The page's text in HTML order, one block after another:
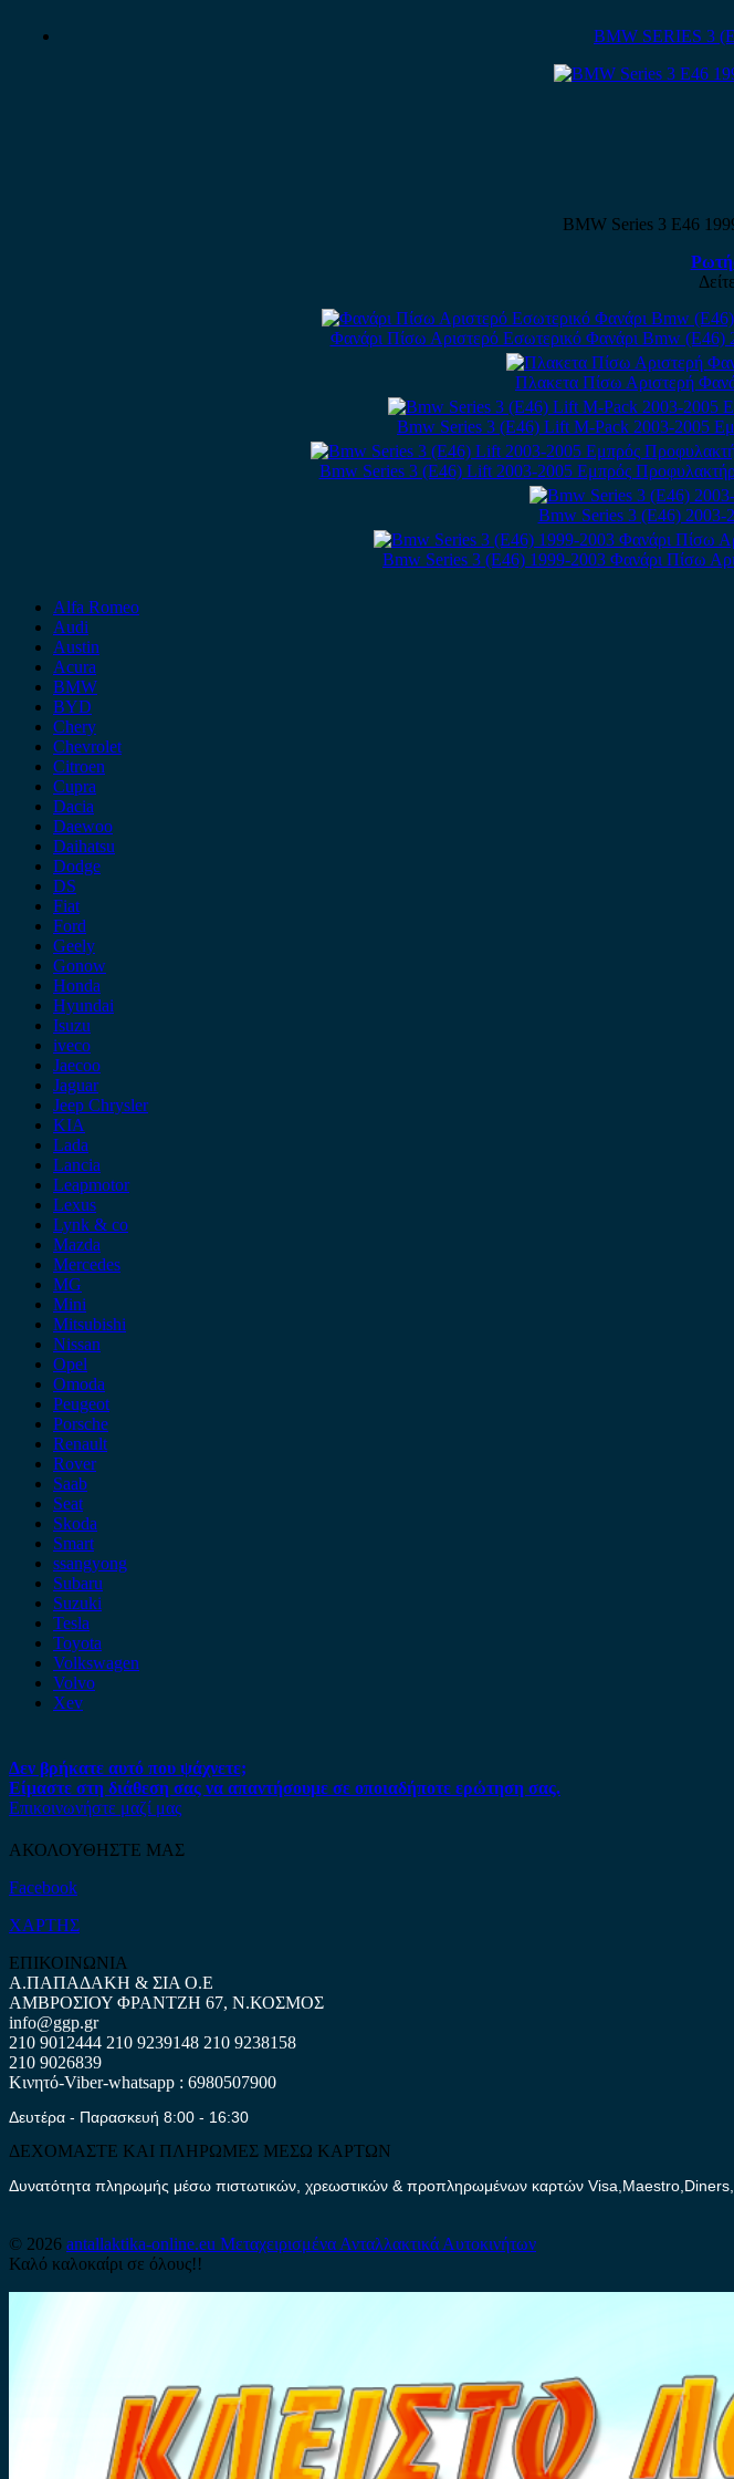
BMW SERIES 3
BMW Series 3 E46
Φανάρι Πίσω Αριστερό Εσωτερικό Φανάρι Bmw (E46)
Πλακετα Πίσω Αριστερή
Bmw Series 3 (E46) Lift M-Pack 2003-2005
Bmw Series 3 (E46) Lift 2003-2005 Εμπρός
Bmw Series 3 (E46) 2003-
Bmw Series 3 (E46) 1999-2003 Φανάρι Πίσω
Alfa Romeo
Audi
Austin
Acura
BMW
BYD
Chery
Chevrolet
Citroen
Cupra
Dacia
Daewoo
Daihatsu
Dodge
DS
Fiat
Ford
Geely
Gonow
Honda
Hyundai
Isuzu
iveco
Jaecoo
Jaguar
Jeep Chrysler
KIA
Lada
Lancia
Leapmotor
Lexus
Lynk & co
Mazda
Mercedes
MG
Mini
Mitsubishi
Nissan
Opel
Omoda
Peugeot
Porsche
Renault
Rover
Saab
Seat
Skoda
Smart
ssangyong
Subaru
Suzuki
Tesla
Toyota
Volkswagen
Volvo
Xev
Δεν βρήκατε αυτό που ψάχνετε;
Είμαστε στη διάθεση σας να απαντήσουμε σε οποιαδήποτε ερώτηση σας.
Επικοινωνήστε μαζί μας
ΑΚΟΛΟΥΘΗΣΤΕ ΜΑΣ
Facebook
ΧΑΡΤΗΣ
ΕΠΙΚΟΙΝΩΝΙΑ
Α.ΠΑΠΑΔΑΚΗ & ΣΙΑ Ο.Ε
ΑΜΒΡΟΣΙΟΥ ΦΡΑΝΤΖΗ 67, Ν.ΚΟΣΜΟΣ
info@ggp.gr
210 9012444 210 9239148 210 9238158
210 9026839
Κινητό-Viber-whatsapp : 6980507900
Δευτέρα - Παρασκευή 8:00 - 16:30
ΔΕΧΟΜΑΣΤΕ ΚΑΙ ΠΛΗΡΩΜΕΣ ΜΕΣΩ ΚΑΡΤΩΝ
Δυνατότητα πληρωμής μέσω πιστωτικών, χρεωστικών & προπληρωμένων καρτών
© 2026 antallaktika-online.eu Μεταχειρισμένα Ανταλλακτικά Αυτοκινήτων
Καλό καλοκαίρι σε όλους!!